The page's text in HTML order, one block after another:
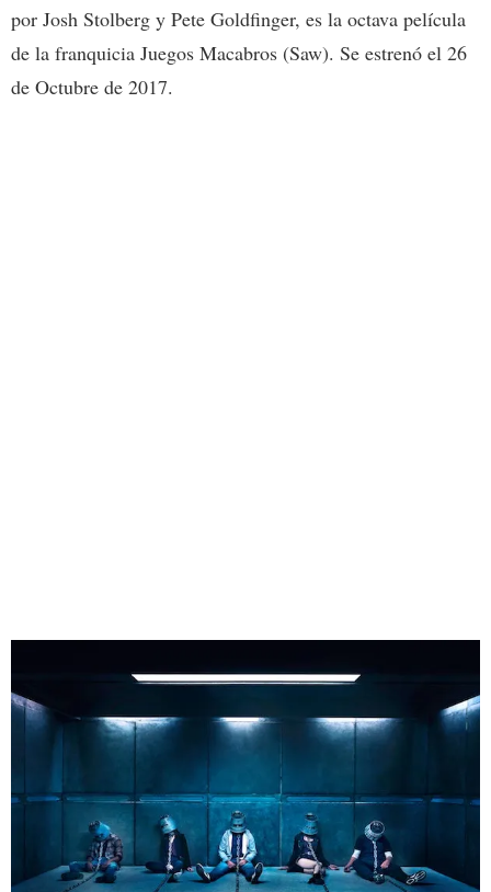
por Josh Stolberg y Pete Goldfinger, es la octava película
de la franquicia Juegos Macabros (Saw). Se estrenó el 26
de Octubre de 2017.